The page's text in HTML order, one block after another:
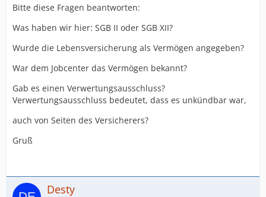
Bitte diese Fragen beantworten:
Was haben wir hier: SGB II oder SGB XII?
Wurde die Lebensversicherung als Vermögen angegeben?
War dem Jobcenter das Vermögen bekannt?
Gab es einen Verwertungsausschluss?
Verwertungsausschluss bedeutet, dass es unkündbar war,
auch von Seiten des Versicherers?
Gruß
Desty